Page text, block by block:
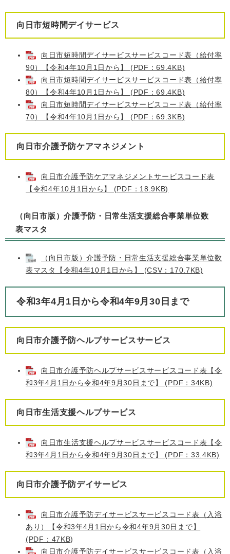
向日市短時間デイサービス
向日市短時間デイサービスサービスコード表（給付率
90）【令和4年10月1日から】 (PDF：69.4KB)
向日市短時間デイサービスサービスコード表（給付率
80）【令和4年10月1日から】 (PDF：69.4KB)
向日市短時間デイサービスサービスコード表（給付率
70）【令和4年10月1日から】 (PDF：69.3KB)
向日市介護予防ケアマネジメント
向日市介護予防ケアマネジメントサービスコード表
【令和4年10月1日から】 (PDF：18.9KB)
（向日市版）介護予防・日常生活支援総合事業単位数
表マスタ
（向日市版）介護予防・日常生活支援総合事業単位数
表マスタ【令和4年10月1日から】 (CSV：170.7KB)
令和3年4月1日から令和4年9月30日まで
向日市介護予防ヘルプサービスサービス
向日市介護予防ヘルプサービスサービスコード表【令
和3年4月1日から令和4年9月30日まで】 (PDF：34KB)
向日市生活支援ヘルプサービス
向日市生活支援ヘルプサービスサービスコード表【令
和3年4月1日から令和4年9月30日まで】 (PDF：33.4KB)
向日市介護予防デイサービス
向日市介護予防デイサービスサービスコード表（入浴
あり）【令和3年4月1日から令和4年9月30日まで】
(PDF：47KB)
向日市介護予防デイサービスサービスコード表（入浴